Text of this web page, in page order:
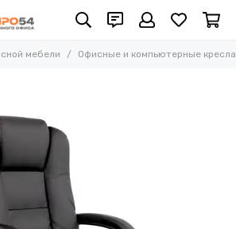
кресла
персонала
250 кг)
офиса
мебели Офисные и компьютерные кресла